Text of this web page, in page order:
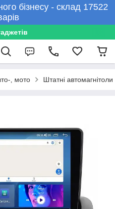
бізнесу - склад 17522
, мото Штатні автомагнітоли